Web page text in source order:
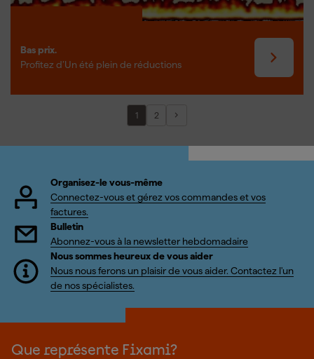
Bas prix.
Profitez d’Un été plein de réductions
1 2
Organisez-le vous-même
Connectez-vous et gérez vos commandes et vos
factures.
Bulletin
Abonnez-vous à la newsletter hebdomadaire
Nous sommes heureux de vous aider
Nous nous ferons un plaisir de vous aider. Contactez l'un
de nos spécialistes.
Que représente Fixami?